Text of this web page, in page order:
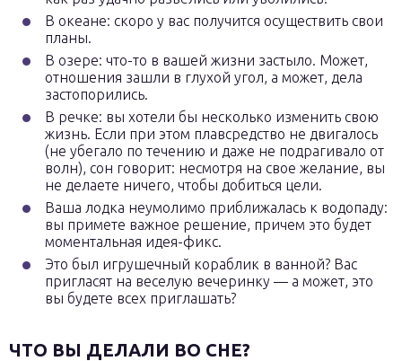
В океане: скоро у вас получится осуществить свои
планы.
В озере: что-то в вашей жизни застыло. Может,
отношения зашли в глухой угол, а может, дела
застопорились.
В речке: вы хотели бы несколько изменить свою
жизнь. Если при этом плавсредство не двигалось
(не убегало по течению и даже не подрагивало от
волн), сон говорит: несмотря на свое желание, вы
не делаете ничего, чтобы добиться цели.
Ваша лодка неумолимо приближалась к водопаду:
вы примете важное решение, причем это будет
моментальная идея-фикс.
Это был игрушечный кораблик в ванной? Вас
пригласят на веселую вечеринку — а может, это
вы будете всех приглашать?
ЧТО ВЫ ДЕЛАЛИ ВО СНЕ?